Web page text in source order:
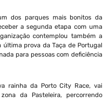
dos parques mais bonitos da
a segunda etapa com uma
contemplou também a
prova da Taça de Portugal
para pessoas com deficiência
rainha da Porto City Race, vai
da Pasteleira, percorrendo